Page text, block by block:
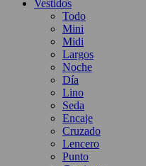
Vestidos
Todo
Mini
Midi
Largos
Noche
Día
Lino
Seda
Encaje
Cruzado
Lencero
Punto